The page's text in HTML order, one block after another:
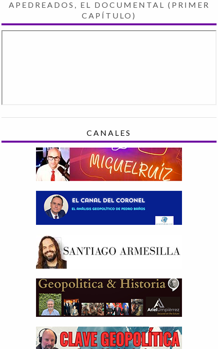
APEDREADOS, EL DOCUMENTAL (PRIMER
CAPÍTULO)
CANALES